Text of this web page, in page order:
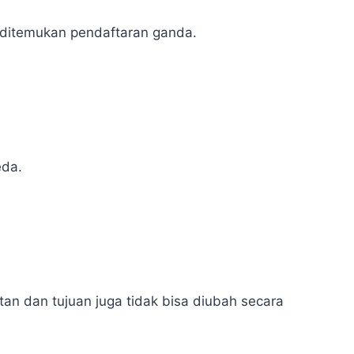
pendaftaran ganda.
dan tujuan juga tidak bisa diubah secara